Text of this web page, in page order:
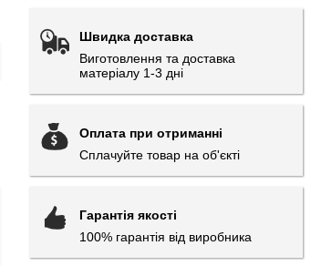
Швидка доставка
Виготовлення та доставка
матеріалу 1-3 дні
Оплата при отриманні
Сплачуйте товар на об'єкті
Гарантія якості
100% гарантія від виробника